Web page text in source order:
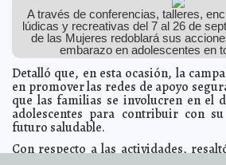
2023-09-16 17:35:47 Renán Barrera reconoce a la
contribución a la seguridad y su destacada
Cívico-Militar Carmen Alicia Briceño Sánchez
2023-09-16 17:30:21 Ramirez Marín llama a
que sume e incluya a todos Claudia Sofía Gómez
2023-09-16 12:08:32 Sigue Ramírez Marín dando
Yucatán Laura Aldama
2023-09-16 12:06:05 Renán Barrera llama a la
unidad y la democracia en Yucatán
2023-09-16 12:03:56 Yucatán alberga la Copa
internacional de tenis
A través de conferencias, talleres,
lúdicas y recreativas del 7 al 26 de
de las Mujeres redoblará sus
embarazo en adolescentes en
Detalló que, en esta ocasión, la
en promover las redes de apoyo
que las familias se involucren en el
adolescentes para contribuir con
futuro saludable.
Con respecto a las actividades,